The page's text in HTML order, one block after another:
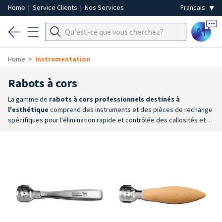
Home | Service Clients | Nos Services
Ai
Home Instrumentation
Rabots à cors
La gamme de rabots à cors professionnels destinés à
l'esthétique comprend des instruments et des pièces de rechange
spécifiques pour l'élimination rapide et contrôlée des callosités et
professionnel de configurer l'instrument idéal en fonction de ses
habitudes de travail.Lames de rechange: facilement remplaçables,